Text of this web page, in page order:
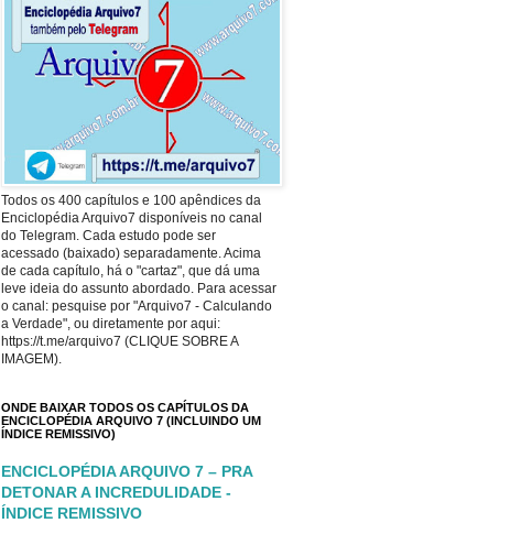
Todos os 400 capítulos e 100 apêndices da
Enciclopédia Arquivo7 disponíveis no canal
do Telegram. Cada estudo pode ser
acessado (baixado) separadamente. Acima
de cada capítulo, há o "cartaz", que dá uma
leve ideia do assunto abordado. Para acessar
o canal: pesquise por "Arquivo7 - Calculando
a Verdade", ou diretamente por aqui:
https://t.me/arquivo7 (CLIQUE SOBRE A
IMAGEM).
ONDE BAIXAR TODOS OS CAPÍTULOS DA
ENCICLOPÉDIA ARQUIVO 7 (INCLUINDO UM
ÍNDICE REMISSIVO)
ENCICLOPÉDIA ARQUIVO 7 – PRA
DETONAR A INCREDULIDADE -
ÍNDICE REMISSIVO